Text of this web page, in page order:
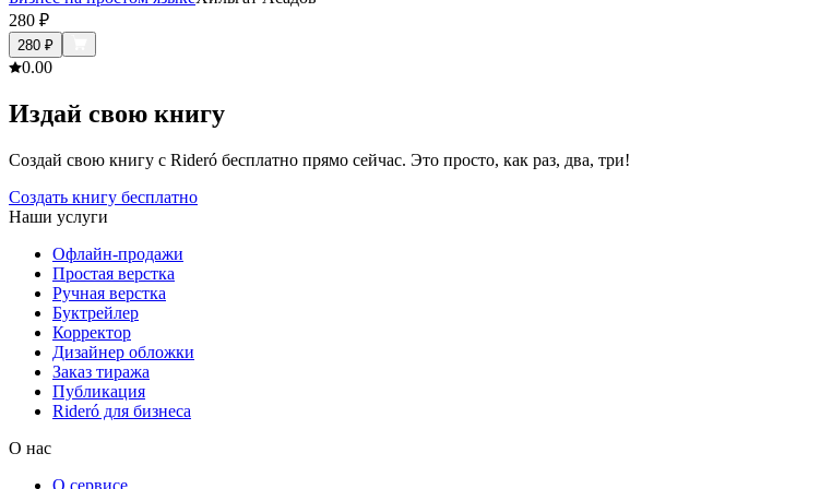
280 ₽
280 ₽
0.00
Издай свою книгу
Создай свою книгу с Rideró бесплатно прямо сейчас. Это просто, как раз, два, три!
Создать книгу бесплатно
Наши услуги
Офлайн-продажи
Простая верстка
Ручная верстка
Буктрейлер
Корректор
Дизайнер обложки
Заказ тиража
Публикация
Rideró для бизнеса
О нас
О сервисе